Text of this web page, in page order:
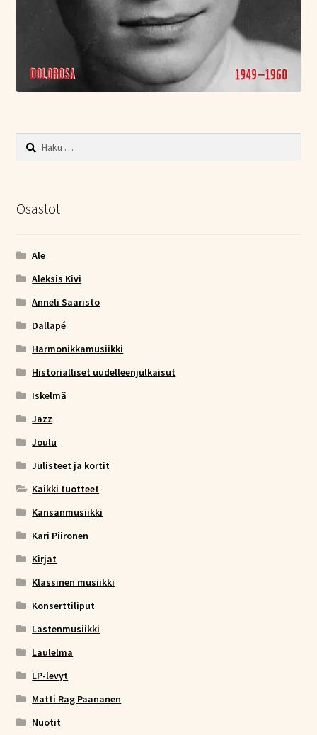
Haku:
Osastot
Ale
Aleksis Kivi
Anneli Saaristo
Dallapé
Harmonikkamusiikki
Historialliset uudelleenjulkaisut
Iskelmä
Jazz
Joulu
Julisteet ja kortit
Kaikki tuotteet
Kansanmusiikki
Kari Piironen
Kirjat
Klassinen musiikki
Konserttiliput
Lastenmusiikki
Laulelma
LP-levyt
Matti Rag Paananen
Nuotit